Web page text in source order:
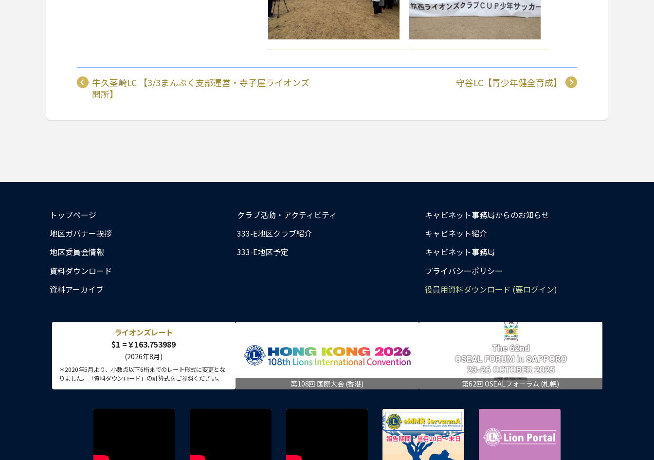
牛久茎崎LC 【3/3まんぷく支部運営・寺子屋ライオンズ
開所】
守谷LC【青少年健全育成】
トップページ
地区ガバナー挨拶
地区委員会情報
資料ダウンロード
資料アーカイブ
クラブ活動・アクティビティ
333-E地区クラブ紹介
333-E地区予定
キャビネット事務局からのお知らせ
キャビネット紹介
キャビネット事務局
プライバシーポリシー
役員用資料ダウンロード (要ログイン)
ライオンズレート
$1 =￥163.753989
(2026年8月)
＊2020年5月より、小数点以下6桁までのレート形式に変更とな
りました。「資料ダウンロード」の計算式をご参照ください。
第108回 国際大会 (香港) 第62回 OSEALフォーラム (札幌)